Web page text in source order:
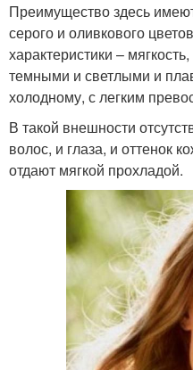
Преимущество здесь
серого и оливкового
характеристики –
темными и светлыми и
холодному, с легким
В такой внешности
волос, и глаза, и оттенок
отдают мягкой прохладой.